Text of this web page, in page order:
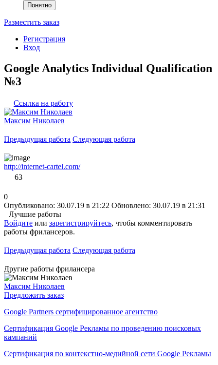
Понятно
Разместить заказ
Регистрация
Вход
Google Analytics Individual Qualification
№3
Ссылка на работу
Максим Николаев
Предыдущая работа Следующая работа
http://internet-cartel.com/
63
0
Опубликовано: 30.07.19 в 21:22 Обновлено: 30.07.19 в 21:31
Лучшие работы
Войдите или зарегистрируйтесь, чтобы комментировать
работы фрилансеров.
Предыдущая работа Следующая работа
Другие работы фрилансера
Максим Николаев
Предложить заказ
Google Partners сертифицированное агентство
Сертификация Google Рекламы по проведению поисковых
кампаний
Сертификация по контекстно-медийной сети Google Рекламы